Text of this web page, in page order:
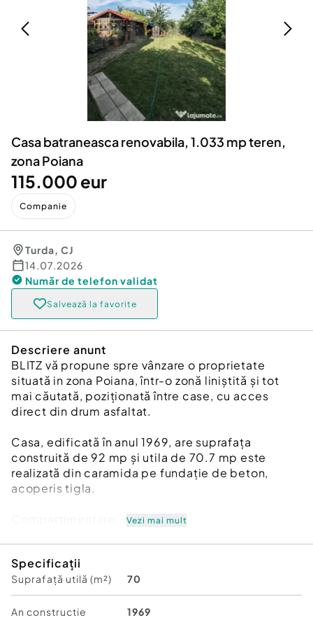
Servicii
Animale de companie
Afaceri și echipamente profesionale
Inchiriere Bunuri si Vehicule
Utilaje agricole si industriale
Piese auto si accesorii
Casa batraneasca renovabila, 1.033 mp teren,
zona Poiana
115.000 eur
Companie
Turda, CJ
14.07.2026
Număr de telefon validat
Salvează la favorite
Descriere anunt
BLITZ vă propune spre vânzare o proprietate
situată in zona Poiana, într-o zonă liniștită și tot
mai căutată, poziționată între case, cu acces
direct din drum asfaltat.
Casa, edificată în anul 1969, are suprafața
construită de 92 mp și utila de 70.7 mp este
realizată din caramida pe fundație de beton,
acoperis tigla.
- 2 camere
- baie
- afumatoare
- pivniță.
Vezi mai mult
Specificații
Suprafață utilă (m²) 70
An constructie 1969